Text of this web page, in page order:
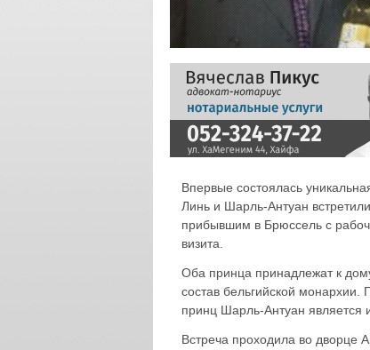
Впервые состоялась
Линь и Шарль-Антуан
прибывшим в Брюссель с
визита.
Оба принца принадлежат к
состав бельгийской
принц Шарль-Антуан является
Встреча проходила во дворце